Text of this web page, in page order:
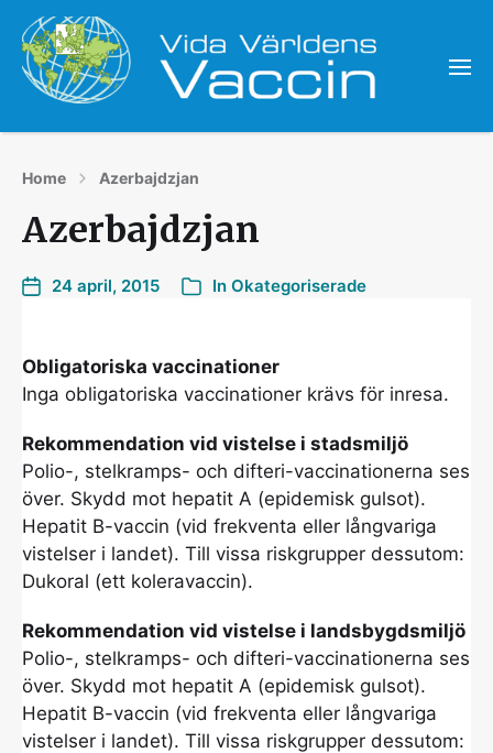
Home Azerbajdzjan
Azerbajdzjan
24 april, 2015 In Okategoriserade
Obligatoriska vaccinationer
Inga obligatoriska vaccinationer krävs för inresa.
Rekommendation vid vistelse i stadsmiljö
Polio-, stelkramps- och difteri-vaccinationerna ses
över. Skydd mot hepatit A (epidemisk gulsot).
Hepatit B-vaccin (vid frekventa eller långvariga
vistelser i landet). Till vissa riskgrupper dessutom:
Dukoral (ett koleravaccin).
Rekommendation vid vistelse i landsbygdsmiljö
Polio-, stelkramps- och difteri-vaccinationerna ses
över. Skydd mot hepatit A (epidemisk gulsot).
Hepatit B-vaccin (vid frekventa eller långvariga
vistelser i landet). Till vissa riskgrupper dessutom: